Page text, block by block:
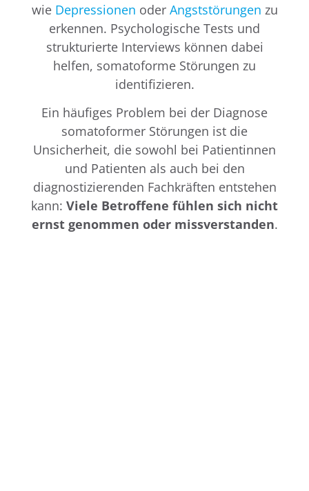
wie Depressionen oder Angststörungen zu
erkennen. Psychologische Tests und
strukturierte Interviews können dabei
helfen, somatoforme Störungen zu
identifizieren.
Ein häufiges Problem bei der Diagnose
somatoformer Störungen ist die
Unsicherheit, die sowohl bei Patientinnen
und Patienten als auch bei den
diagnostizierenden Fachkräften entstehen
kann: Viele Betroffene fühlen sich nicht
ernst genommen oder missverstanden.